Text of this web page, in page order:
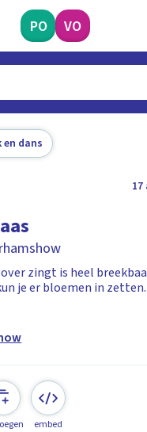
PO VO
en dans
17
zingt is heel
je er bloemen in
embed